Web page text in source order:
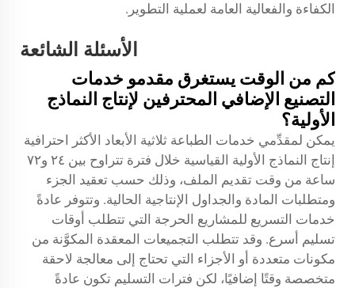
الكفاءة والفعالية العامة لعملية التطوير.
الأسئلة الشائعة
كم من الوقت يستغرق مقدمو خدمات
التصنيع الإضافي المحترفين لإنتاج النماذج
الأولية؟
يمكن لمقدِّمي خدمات الطباعة ثلاثية الأبعاد الأكثر احترافية
إنتاج النماذج الأولية القياسية خلال فترة تتراوح بين ٢٤ و٧٢
ساعة من وقت تقديم الملف، وذلك حسب تعقيد الجزء
ومتطلبات المادة والجداول الإنتاجية الحالية. وتتوفر عادةً
خدمات التسريع للمشاريع الحرجة التي تتطلب أوقات
تسليم أسرع. وقد تتطلب التجميعات المعقدة المكوَّنة من
مكونات متعددة أو الأجزاء التي تحتاج إلى معالجة لاحقة
متخصصة وقتًا إضافيًا، لكن فترات التسليم تكون عادةً